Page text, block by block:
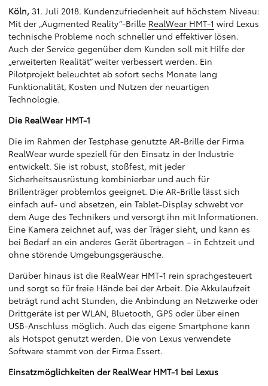
Köln, 31. Juli 2018. Kundenzufriedenheit auf höchstem Niveau:
Mit der „Augmented Reality“-Brille RealWear HMT-1 wird Lexus
technische Probleme noch schneller und effektiver lösen.
Auch der Service gegenüber dem Kunden soll mit Hilfe der
„erweiterten Realität“ weiter verbessert werden. Ein
Pilotprojekt beleuchtet ab sofort sechs Monate lang
Funktionalität, Kosten und Nutzen der neuartigen
Technologie.
Die RealWear HMT-1
Die im Rahmen der Testphase genutzte AR-Brille der Firma
RealWear wurde speziell für den Einsatz in der Industrie
entwickelt. Sie ist robust, stoßfest, mit jeder
Sicherheitsausrüstung kombinierbar und auch für
Brillenträger problemlos geeignet. Die AR-Brille lässt sich
einfach auf- und absetzen, ein Tablet-Display schwebt vor
dem Auge des Technikers und versorgt ihn mit Informationen.
Eine Kamera zeichnet auf, was der Träger sieht, und kann es
bei Bedarf an ein anderes Gerät übertragen – in Echtzeit und
ohne störende Umgebungsgeräusche.
Darüber hinaus ist die RealWear HMT-1 rein sprachgesteuert
und sorgt so für freie Hände bei der Arbeit. Die Akkulaufzeit
beträgt rund acht Stunden, die Anbindung an Netzwerke oder
Drittgeräte ist per WLAN, Bluetooth, GPS oder über einen
USB-Anschluss möglich. Auch das eigene Smartphone kann
als Hotspot genutzt werden. Die von Lexus verwendete
Software stammt von der Firma Essert.
Einsatzmöglichkeiten der RealWear HMT-1 bei Lexus